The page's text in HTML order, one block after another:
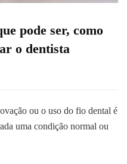
pode ser, como
o dentista
ou o uso do fio dental é
uma condição normal ou